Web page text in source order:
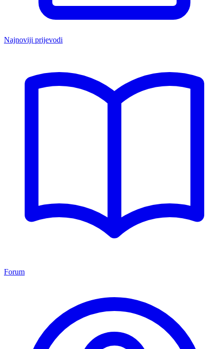
Najnoviji prijevodi
Forum